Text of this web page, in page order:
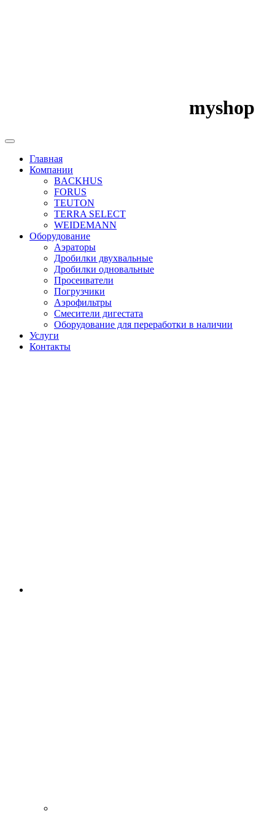
myshop
Главная
Компании
BACKHUS
FORUS
TEUTON
TERRA SELECT
WEIDEMANN
Оборудование
Аэраторы
Дробилки двухвальные
Дробилки одновальные
Просеиватели
Погрузчики
Аэрофильтры
Смесители дигестата
Оборудование для переработки в наличии
Услуги
Контакты